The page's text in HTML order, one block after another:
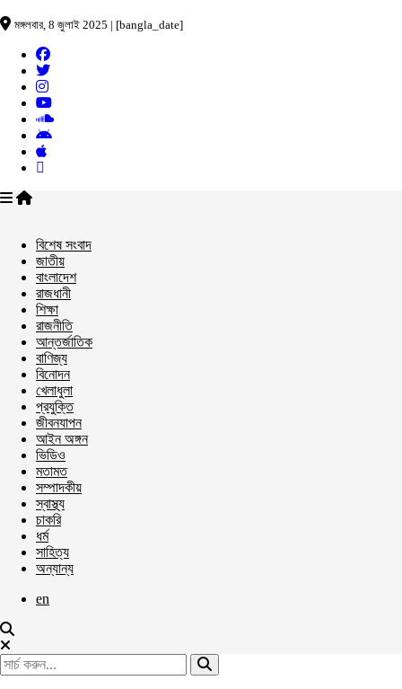
মঙ্গলবার, 8 জুলাই 2025 | [bangla_date]
বিশেষ সংবাদ
জাতীয়
বাংলাদেশ
রাজধানী
শিক্ষা
রাজনীতি
আন্তর্জাতিক
বাণিজ্য
বিনোদন
খেলাধুলা
প্রযুক্তি
জীবনযাপন
আইন অঙ্গন
ভিডিও
মতামত
সম্পাদকীয়
স্বাস্থ্য
চাকরি
ধর্ম
সাহিত্য
অন্যান্য
en